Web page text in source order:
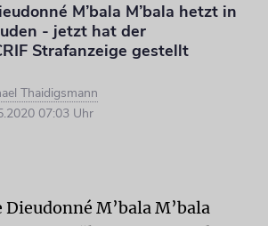
M’bala M’bala hetzt in
- jetzt hat der
Strafanzeige gestellt
Thaidigsmann
07:03 Uhr
M’bala M’bala